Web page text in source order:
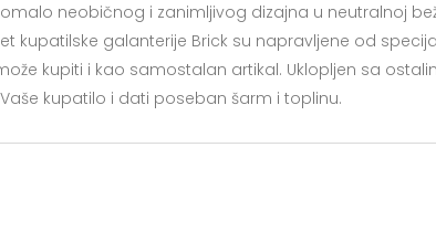
neobičnog i zanimljivog dizajna u neutralnoj
kupatilske galanterije Brick su napravljene od
kupiti i kao samostalan artikal. Uklopljen sa
kupatilo i dati poseban šarm i toplinu.